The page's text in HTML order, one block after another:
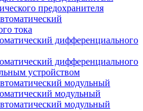
предохранителя
дифференциального
дифференциального
устройством
модульный